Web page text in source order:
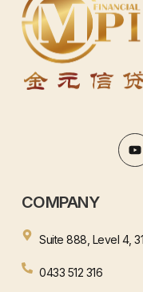
COMPANY
Suite 888, Level 4,
0433 512 316